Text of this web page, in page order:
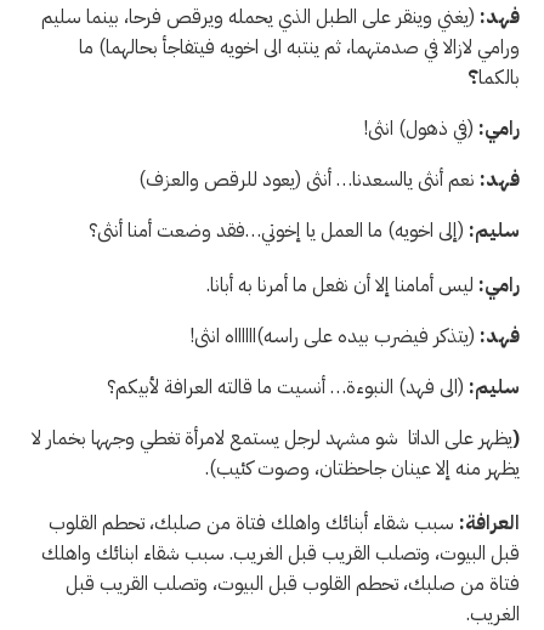
فهد: (يغني وينقر على الطبل الذي يحمله ويرقص فرحا، بينما سليم
ورامي لازالا في صدمتهما، ثم ينتبه الى اخويه فيتفاجأ بحالهما) ما
بالكما؟
رامي: (في ذهول) انثى!
فهد: نعم أنثى يالسعدنا… أنثى (يعود للرقص والعزف)
سليم: (إلى اخويه) ما العمل يا إخوتي…فقد وضعت أمنا أنثى؟
رامي: ليس أمامنا إلا أن نفعل ما أمرنا به أبانا.
فهد: (يتذكر فيضرب بيده على راسه)ااااااه انثى!
سليم: (الى فهد) النبوءة… أنسيت ما قالته العرافة لأبيكم؟
(يظهر على الداتا شو مشهد لرجل يستمع لامرأة تغطي وجهها بخمار لا
يظهر منه إلا عينان جاحظتان، وصوت كئيب).
العرافة: سبب شقاء أبنائك واهلك فتاة من صلبك، تحطم القلوب
قبل البيوت، وتصلب القريب قبل الغريب. سبب شقاء ابنائك واهلك
فتاة من صلبك، تحطم القلوب قبل البيوت، وتصلب القريب قبل
الغريب.